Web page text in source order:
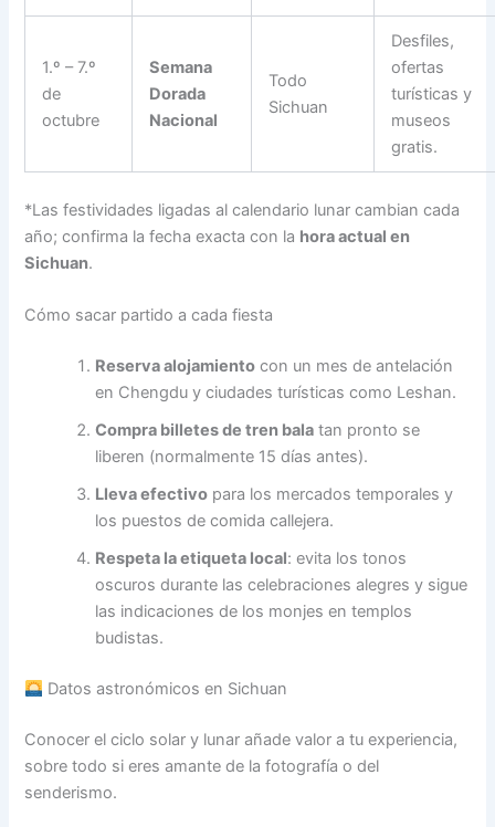
1.º – 7.º
de
octubre
Semana
Dorada
Nacional
Todo
Sichuan
Desfiles,
ofertas
turísticas y
museos
gratis.
*Las festividades ligadas al calendario lunar cambian cada
año; confirma la fecha exacta con la hora actual en
Sichuan.
Cómo sacar partido a cada fiesta
Reserva alojamiento con un mes de antelación
en Chengdu y ciudades turísticas como Leshan.
Compra billetes de tren bala tan pronto se
liberen (normalmente 15 días antes).
Lleva efectivo para los mercados temporales y
los puestos de comida callejera.
Respeta la etiqueta local: evita los tonos
oscuros durante las celebraciones alegres y sigue
las indicaciones de los monjes en templos
budistas.
Datos astronómicos en Sichuan
Conocer el ciclo solar y lunar añade valor a tu experiencia,
sobre todo si eres amante de la fotografía o del
senderismo.